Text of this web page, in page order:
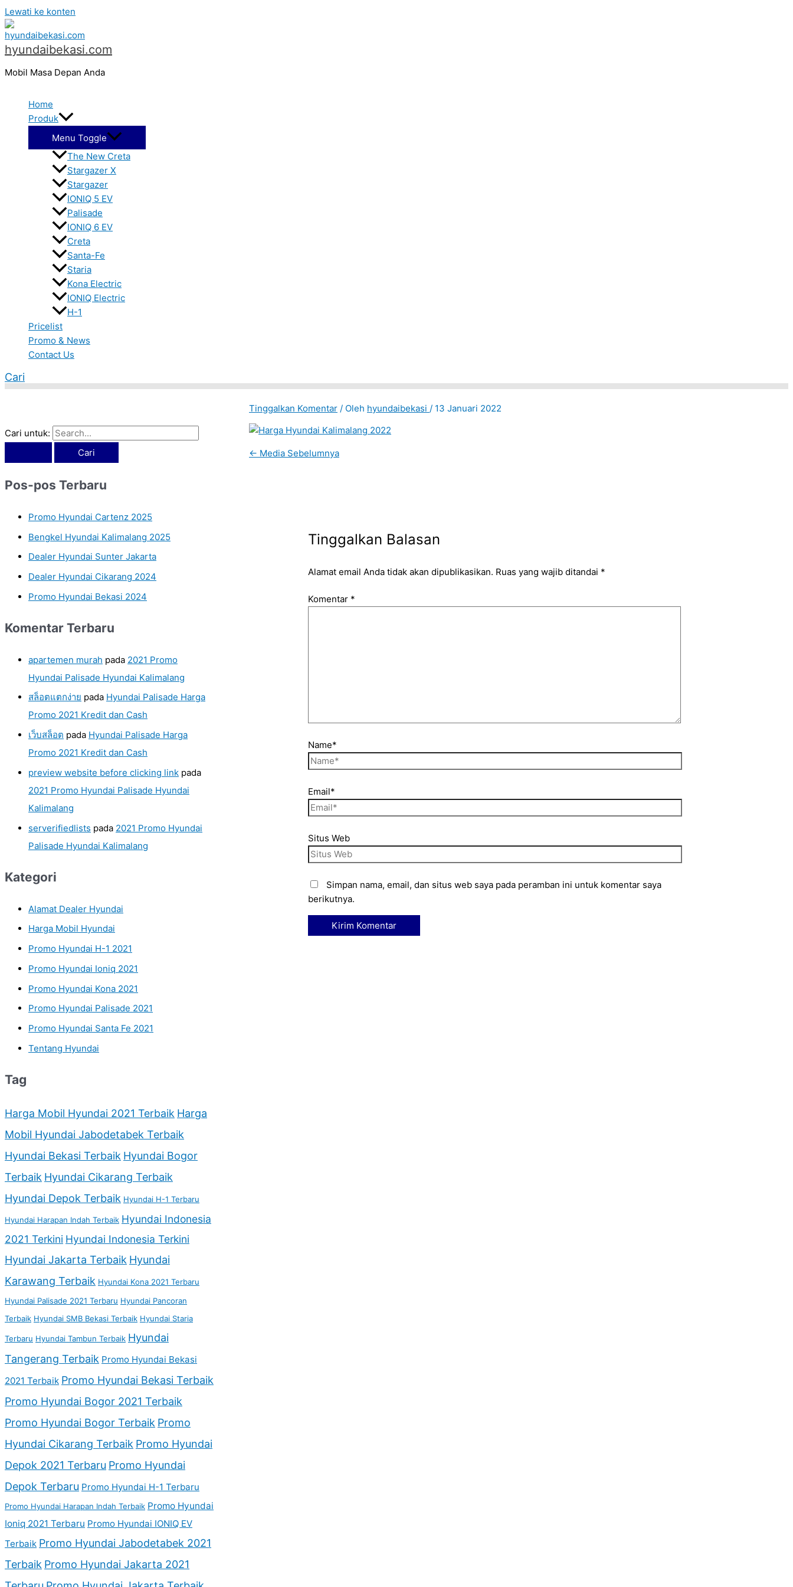
Lewati ke konten
hyundaibekasi.com
Mobil Masa Depan Anda
Home
Produk
Menu Toggle
The New Creta
Stargazer X
Stargazer
IONIQ 5 EV
Palisade
IONIQ 6 EV
Creta
Santa-Fe
Staria
Kona Electric
IONIQ Electric
H-1
Pricelist
Promo & News
Contact Us
Cari
Cari untuk:
Pos-pos Terbaru
Promo Hyundai Cartenz 2025
Bengkel Hyundai Kalimalang 2025
Dealer Hyundai Sunter Jakarta
Dealer Hyundai Cikarang 2024
Promo Hyundai Bekasi 2024
Komentar Terbaru
apartemen murah pada 2021 Promo
Hyundai Palisade Hyundai Kalimalang
สล็อตแตกง่าย pada Hyundai Palisade Harga
Promo 2021 Kredit dan Cash
เว็บสล็อต pada Hyundai Palisade Harga
Promo 2021 Kredit dan Cash
preview website before clicking link pada
2021 Promo Hyundai Palisade Hyundai
Kalimalang
serverifiedlists pada 2021 Promo Hyundai
Palisade Hyundai Kalimalang
Kategori
Alamat Dealer Hyundai
Harga Mobil Hyundai
Promo Hyundai H-1 2021
Promo Hyundai Ioniq 2021
Promo Hyundai Kona 2021
Promo Hyundai Palisade 2021
Promo Hyundai Santa Fe 2021
Tentang Hyundai
Tag
Harga Mobil Hyundai 2021 Terbaik Harga
Mobil Hyundai Jabodetabek Terbaik
Hyundai Bekasi Terbaik Hyundai Bogor
Terbaik Hyundai Cikarang Terbaik
Hyundai Depok Terbaik Hyundai H-1 Terbaru
Hyundai Harapan Indah Terbaik Hyundai Indonesia
2021 Terkini Hyundai Indonesia Terkini
Hyundai Jakarta Terbaik Hyundai
Karawang Terbaik Hyundai Kona 2021 Terbaru
Hyundai Palisade 2021 Terbaru Hyundai Pancoran
Terbaik Hyundai SMB Bekasi Terbaik Hyundai Staria
Terbaru Hyundai Tambun Terbaik Hyundai
Tangerang Terbaik Promo Hyundai Bekasi
2021 Terbaik Promo Hyundai Bekasi Terbaik
Promo Hyundai Bogor 2021 Terbaik
Promo Hyundai Bogor Terbaik Promo
Hyundai Cikarang Terbaik Promo Hyundai
Depok 2021 Terbaru Promo Hyundai
Depok Terbaru Promo Hyundai H-1 Terbaru
Promo Hyundai Harapan Indah Terbaik Promo Hyundai
Ioniq 2021 Terbaru Promo Hyundai IONIQ EV
Terbaik Promo Hyundai Jabodetabek 2021
Terbaik Promo Hyundai Jakarta 2021
Tinggalkan Komentar / Oleh hyundaibekasi / 13 Januari 2022
← Media Sebelumnya
Tinggalkan Balasan
Alamat email Anda tidak akan dipublikasikan. Ruas yang wajib ditandai *
Komentar *
Name*
Email*
Situs Web
Simpan nama, email, dan situs web saya pada peramban ini untuk komentar saya
berikutnya.